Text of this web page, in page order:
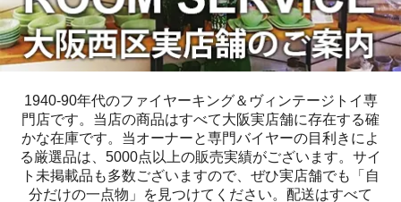
1940-90年代のファイヤーキング＆ヴィンテージトイ専
門店です。当店の商品はすべて大阪実店舗に存在する確
かな在庫です。当オーナーと専門バイヤーの目利きによ
る厳選品は、5000点以上の販売実績がございます。サイ
ト未掲載品も多数ございますので、ぜひ実店舗でも「自
分だけの一点物」を見つけてください。配送はすべて